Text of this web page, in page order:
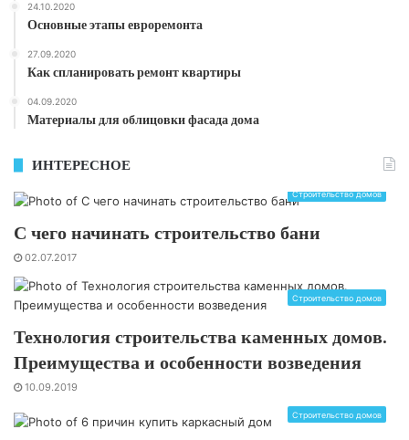
24.10.2020
Основные этапы евроремонта
27.09.2020
Как спланировать ремонт квартиры
04.09.2020
Материалы для облицовки фасада дома
ИНТЕРЕСНОЕ
Строительство домов
С чего начинать строительство бани
02.07.2017
Строительство домов
Технология строительства каменных домов.
Преимущества и особенности возведения
10.09.2019
Строительство домов